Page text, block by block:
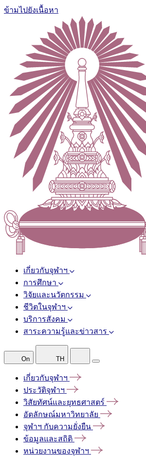
ข้ามไปยังเนื้อหา
เกี่ยวกับจุฬาฯ
การศึกษา
วิจัยและนวัตกรรม
ชีวิตในจุฬาฯ
บริการสังคม
สาระความรู้และข่าวสาร
On TH
เกี่ยวกับจุฬาฯ
ประวัติจุฬาฯ
วิสัยทัศน์และยุทธศาสตร์
อัตลักษณ์มหาวิทยาลัย
จุฬาฯ กับความยั่งยืน
ข้อมูลและสถิติ
หน่วยงานของจุฬาฯ